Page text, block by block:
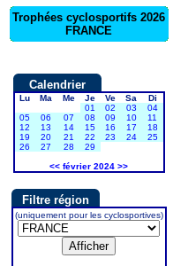
Trophées cyclosportifs 2026
FRANCE
Calendrier
Lu Ma Me Je Ve Sa
Di
01
02 03
04
05
06 07 08 09 10
11
12
13 14 15 16 17
18
19
20 21 22 23 24
25
26
27 28
29
<< février 2024 >>
Filtre région
(uniquement pour les cyclosportives)